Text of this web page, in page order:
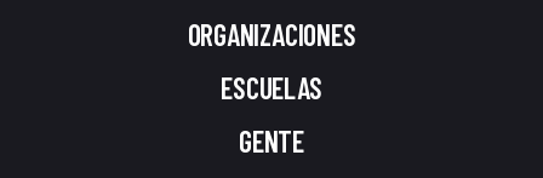
ORGANIZACIONES
ESCUELAS
GENTE